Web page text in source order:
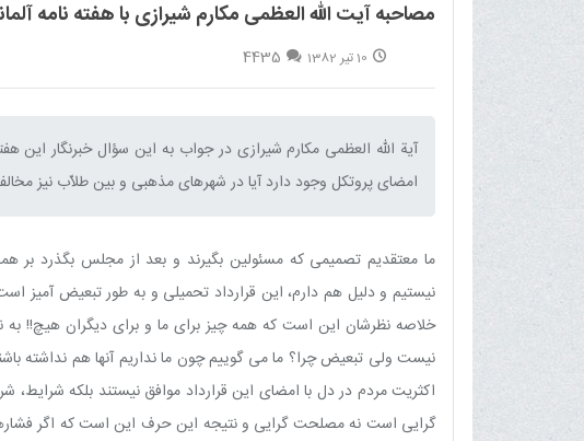
مصاحبه آیت اللّه العظمى مکارم شیرازى با هفته نامه
10 تیر 1382 4435
آیة اللّه العظمى مکارم شیرازى در جواب به این سؤال خبرنگار این
امضاى پروتکل وجود دارد آیا در شهرهاى مذهبى و بین طلاّب نیز
ما معتقدیم تصمیمى که مسئولین بگیرند و بعد از مجلس بگذرد بر
نیستیم و دلیل هم دارم، این قرارداد تحمیلى و به طور تبعیض آمیز
خلاصه نظرشان این است که همه چیز براى ما و براى دیگران هیچ!!
نیست ولى تبعیض چرا؟ ما مى گوییم چون ما نداریم آنها هم نداشته
اکثریت مردم در دل با امضاى این قرارداد موافق نیستند بلکه
گرایى است نه مصلحت گرایى و نتیجه این حرف این است که اگر